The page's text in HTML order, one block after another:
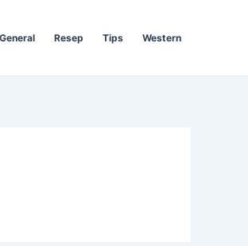
General Resep Tips Western